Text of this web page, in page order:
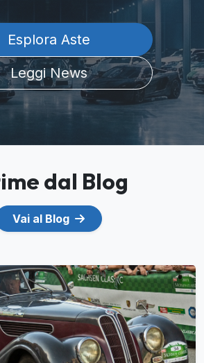
Esplora Aste
Leggi News
dal Blog
Vai al Blog